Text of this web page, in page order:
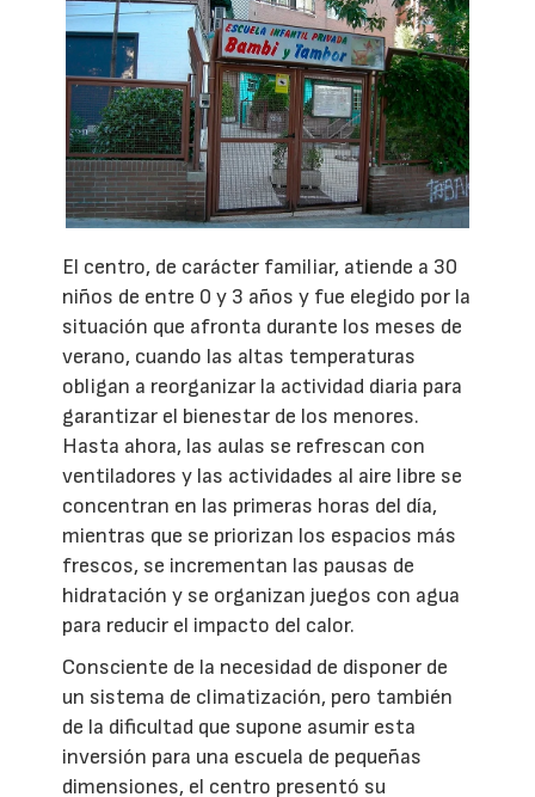
El centro, de carácter familiar, atiende a 30
niños de entre 0 y 3 años y fue elegido por la
situación que afronta durante los meses de
verano, cuando las altas temperaturas
obligan a reorganizar la actividad diaria para
garantizar el bienestar de los menores.
Hasta ahora, las aulas se refrescan con
ventiladores y las actividades al aire libre se
concentran en las primeras horas del día,
mientras que se priorizan los espacios más
frescos, se incrementan las pausas de
hidratación y se organizan juegos con agua
para reducir el impacto del calor.
Consciente de la necesidad de disponer de
un sistema de climatización, pero también
de la dificultad que supone asumir esta
inversión para una escuela de pequeñas
dimensiones, el centro presentó su